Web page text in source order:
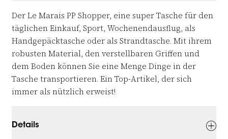
Der Le Marais PP Shopper, eine super Tasche für den
täglichen Einkauf, Sport, Wochenendausflug, als
Handgepäcktasche oder als Strandtasche. Mit ihrem
robusten Material, den verstellbaren Griffen und
dem Boden können Sie eine Menge Dinge in der
Tasche transportieren. Ein Top-Artikel, der sich
immer als nützlich erweist!
Details